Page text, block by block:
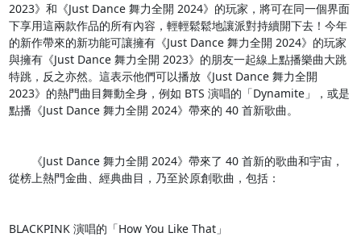
2023》和《Just Dance 舞力全開 2024》的玩家，將可在同一個界面
下享用這兩款作品的所有內容，輕輕鬆鬆地讓派對持續開下去！今年
的新作帶來的新功能可讓擁有《Just Dance 舞力全開 2024》的玩家
與擁有《Just Dance 舞力全開 2023》的朋友一起線上點播樂曲大跳
特跳，反之亦然。這表示他們可以播放《Just Dance 舞力全開
2023》的熱門曲目舞動全身，例如 BTS 演唱的「Dynamite」，或是
點播《Just Dance 舞力全開 2024》帶來的 40 首新歌曲。
《Just Dance 舞力全開 2024》帶來了 40 首新的歌曲和宇宙，
從榜上熱門金曲、經典曲目，乃至於原創歌曲，包括：
BLACKPINK 演唱的「How You Like That」